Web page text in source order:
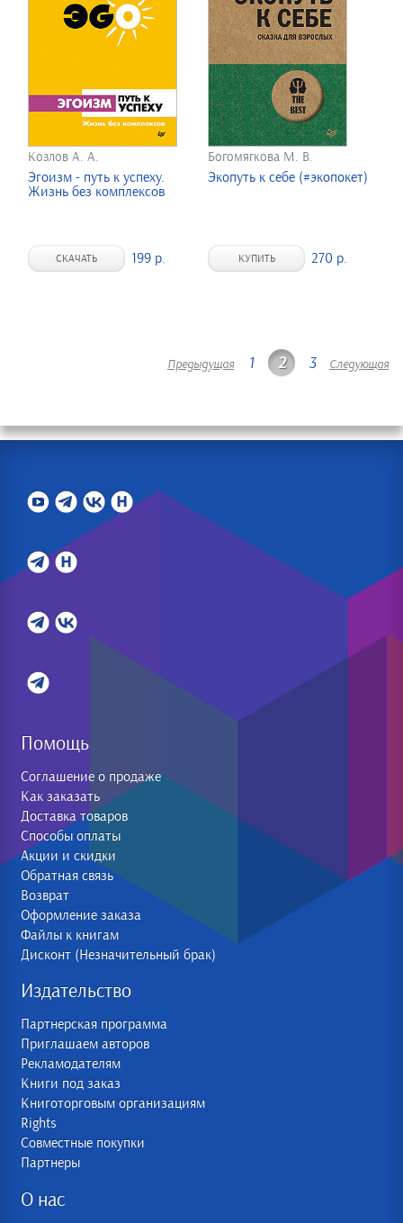
Козлов А. А.
Эгоизм - путь к успеху.
Жизнь без комплексов
СКАЧАТЬ 199 р.
Богомягкова М. В.
Экопуть к себе (#экопокет)
КУПИТЬ 270 р.
Предыдущая 1 2 3 Следующая
Помощь
Соглашение о продаже
Как заказать
Доставка товаров
Способы оплаты
Акции и скидки
Обратная связь
Возврат
Оформление заказа
Файлы к книгам
Дисконт (Незначительный брак)
Издательство
Партнерская программа
Приглашаем авторов
Рекламодателям
Книги под заказ
Книготорговым организациям
Rights
Совместные покупки
Партнеры
О нас